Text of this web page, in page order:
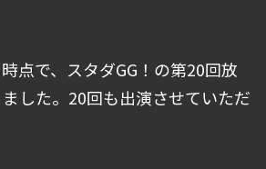
点で、スタダGG！の第20回放
した。20回も出演させていただ